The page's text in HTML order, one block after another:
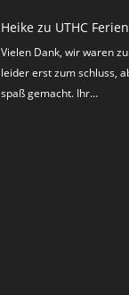
Heike zu UTHC
Vielen Dank, wir waren
leider erst zum schluss,
spaß gemacht. Ihr…